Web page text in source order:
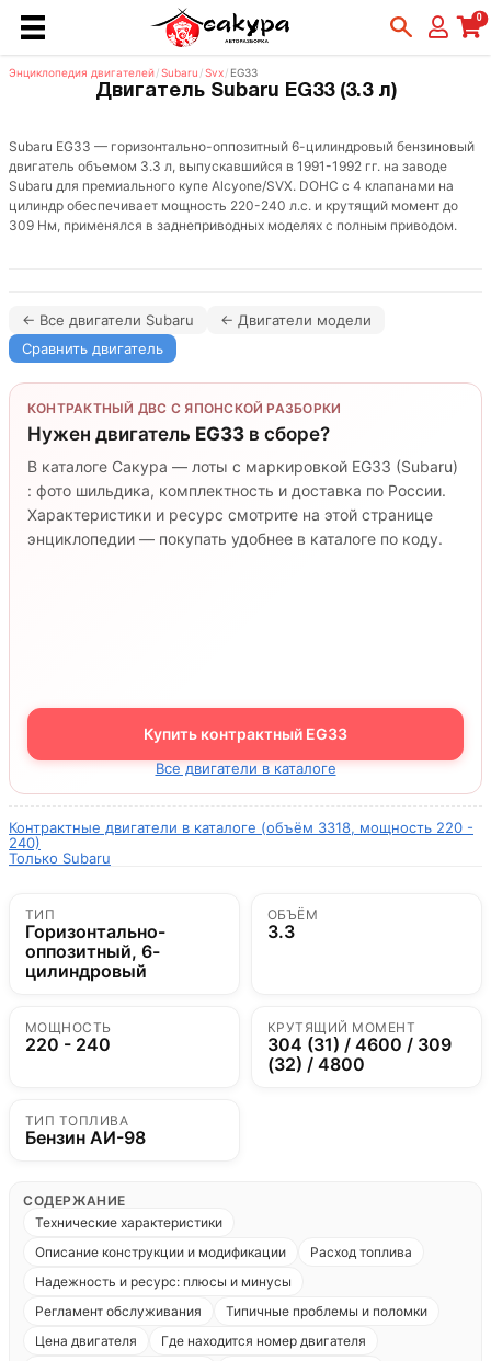
0
Энциклопедия двигателей/Subaru /Svx/ EG33
Двигатель Subaru EG33 (3.3 л)
Subaru EG33 — горизонтально-оппозитный 6-цилиндровый бензиновый
двигатель объемом 3.3 л, выпускавшийся в 1991-1992 гг. на заводе
Subaru для премиального купе Alcyone/SVX. DOHC с 4 клапанами на
цилиндр обеспечивает мощность 220-240 л.с. и крутящий момент до
309 Нм, применялся в заднеприводных моделях с полным приводом.
← Все двигатели Subaru
← Двигатели модели
Сравнить двигатель
КОНТРАКТНЫЙ ДВС С ЯПОНСКОЙ РАЗБОРКИ
Нужен двигатель EG33 в сборе?
В каталоге Сакура — лоты с маркировкой EG33 (Subaru)
: фото шильдика, комплектность и доставка по России.
Характеристики и ресурс смотрите на этой странице
энциклопедии — покупать удобнее в каталоге по коду.
Купить контрактный EG33
Все двигатели в каталоге
Контрактные двигатели в каталоге (объём 3318, мощность 220 -
240)
Только Subaru
ТИП
Горизонтально-
оппозитный, 6-
цилиндровый
ОБЪЁМ
3.3
МОЩНОСТЬ
220 - 240
КРУТЯЩИЙ МОМЕНТ
304 (31) / 4600 / 309
(32) / 4800
ТИП ТОПЛИВА
Бензин АИ-98
СОДЕРЖАНИЕ
Технические характеристики
Описание конструкции и модификации
Расход топлива
Надежность и ресурс: плюсы и минусы
Регламент обслуживания
Типичные проблемы и поломки
Цена двигателя
Где находится номер двигателя